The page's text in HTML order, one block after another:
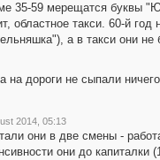
35-59 мерещатся буквы
областное такси. 60-й
а в такси они
на дороги не сыпали ничего
2014, 05:13
они в две смены -
они до капиталки